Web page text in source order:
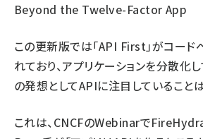
Beyond the Twelve-Factor App
この更新版では「API First」がコード
れており、アプリケーションを分散化
の発想としてAPIに注目していること
これは、CNCFのWebinarで